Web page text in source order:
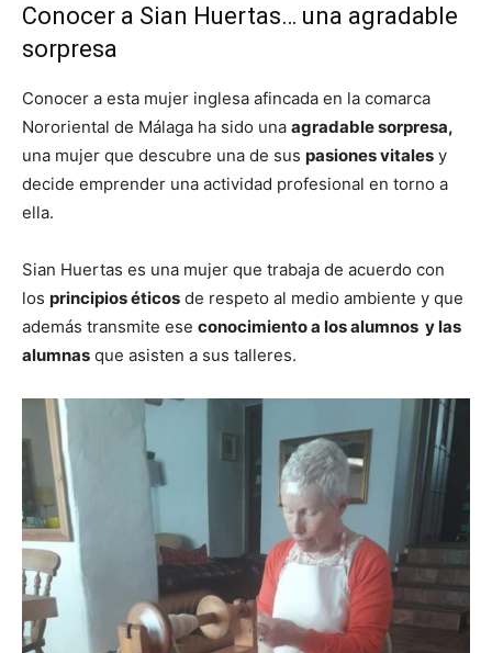
Conocer a Sian Huertas… una agradable
sorpresa
Conocer a esta mujer inglesa afincada en la comarca
Nororiental de Málaga ha sido una agradable sorpresa,
una mujer que descubre una de sus pasiones vitales y
decide emprender una actividad profesional en torno a
ella.
Sian Huertas es una mujer que trabaja de acuerdo con
los principios éticos de respeto al medio ambiente y que
además transmite ese conocimiento a los alumnos y las
alumnas que asisten a sus talleres.